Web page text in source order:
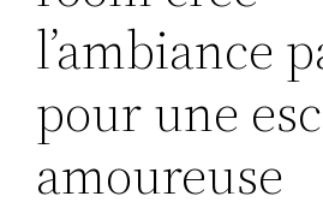
l’ambiance
pour une
amoureuse